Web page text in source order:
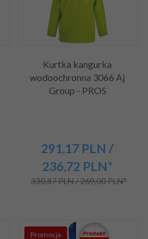
Kurtka kangurka
wodoochronna 3066 Aj
Group - PROS
291,17 PLN /
236,72 PLN*
330,87 PLN / 269,00 PLN*
Promocja